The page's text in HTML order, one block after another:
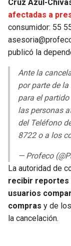
Cruz Azul-
afectadas a
consumidor: 55
publicó la
Ante la
por parte de la
para el partido
las personas
del Teléfono
8722 o a los
— Profeco
La autoridad de
recibir reportes
usuarios
compras y de
la cancelación.